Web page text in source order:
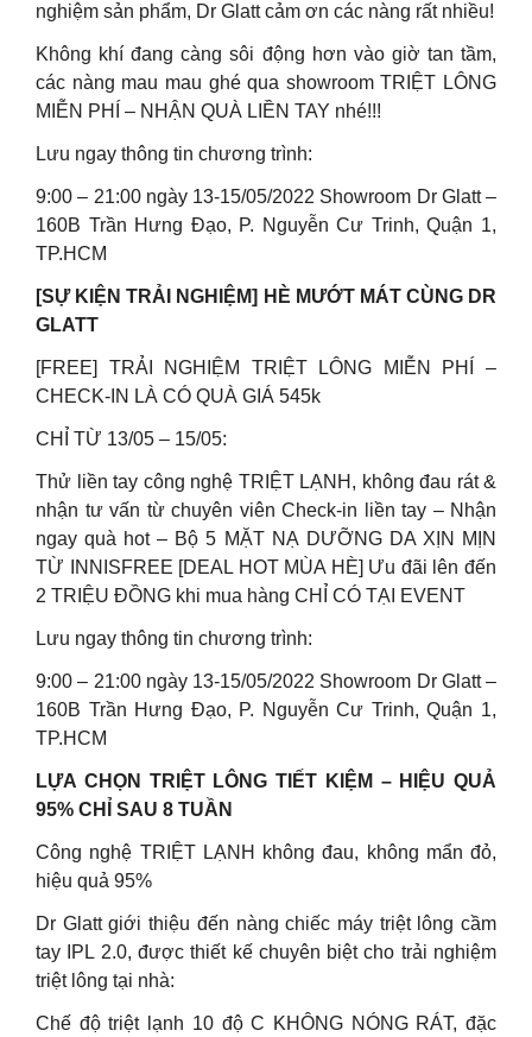
nghiệm sản phẩm, Dr Glatt cảm ơn các nàng rất nhiều!
Không khí đang càng sôi động hơn vào giờ tan tầm,
các nàng mau mau ghé qua showroom TRIỆT LÔNG
MIỄN PHÍ – NHẬN QUÀ LIỀN TAY nhé!!!
Lưu ngay thông tin chương trình:
9:00 – 21:00 ngày 13-15/05/2022 Showroom Dr Glatt –
160B Trần Hưng Đạo, P. Nguyễn Cư Trinh, Quận 1,
TP.HCM
[SỰ KIỆN TRẢI NGHIỆM] HÈ MƯỚT MÁT CÙNG DR
GLATT
[FREE] TRẢI NGHIỆM TRIỆT LÔNG MIỄN PHÍ –
CHECK-IN LÀ CÓ QUÀ GIÁ 545k
CHỈ TỪ 13/05 – 15/05:
Thử liền tay công nghệ TRIỆT LẠNH, không đau rát &
nhận tư vấn từ chuyên viên Check-in liền tay – Nhận
ngay quà hot – Bộ 5 MẶT NẠ DƯỠNG DA XỊN MỊN
TỪ INNISFREE [DEAL HOT MÙA HÈ] Ưu đãi lên đến
2 TRIỆU ĐỒNG khi mua hàng CHỈ CÓ TẠI EVENT
Lưu ngay thông tin chương trình:
9:00 – 21:00 ngày 13-15/05/2022 Showroom Dr Glatt –
160B Trần Hưng Đạo, P. Nguyễn Cư Trinh, Quận 1,
TP.HCM
LỰA CHỌN TRIỆT LÔNG TIẾT KIỆM – HIỆU QUẢ
95% CHỈ SAU 8 TUẦN
Công nghệ TRIỆT LẠNH không đau, không mẩn đỏ,
hiệu quả 95%
Dr Glatt giới thiệu đến nàng chiếc máy triệt lông cầm
tay IPL 2.0, được thiết kế chuyên biệt cho trải nghiệm
triệt lông tại nhà:
Chế độ triệt lạnh 10 độ C KHÔNG NÓNG RÁT, đặc